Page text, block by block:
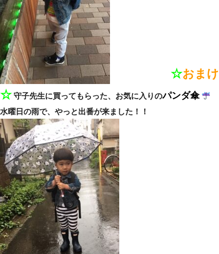
☆おまけ
☆守子先生に買ってもらった、お気に入りのパンダ傘
水曜日の雨で、やっと出番が来ました！！